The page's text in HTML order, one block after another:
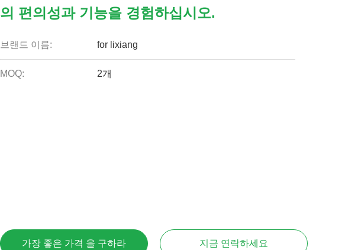
의 편의성과 기능을 경험하십시오.
브랜드 이름: for lixiang
MOQ: 2개
가장 좋은 가격 을 구하라 지금 연락하세요